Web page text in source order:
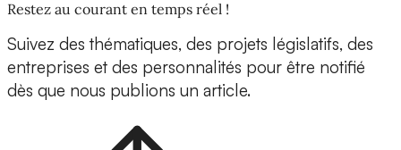
Restez au courant en temps réel !
Suivez des thématiques, des projets législatifs, des
entreprises et des personnalités pour être notifié
dès que nous publions un article.